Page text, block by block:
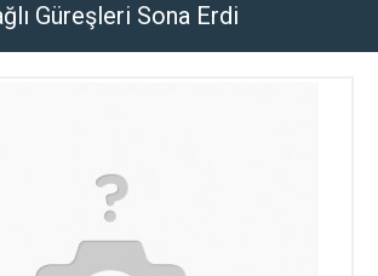
Güreşleri Sona Erdi